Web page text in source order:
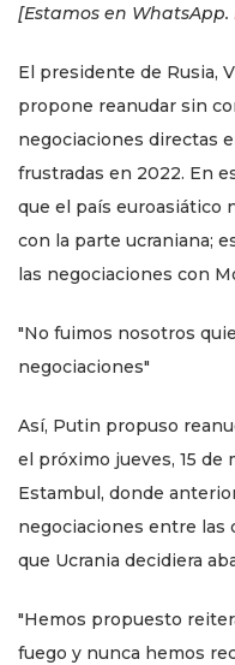
[Estamos en WhatsApp.
El presidente de Rusia,
propone reanudar sin
negociaciones directas
frustradas en 2022. En
que el país euroasiático
con la parte ucraniana;
las negociaciones con
"No fuimos nosotros
negociaciones"
Así, Putin propuso
el próximo jueves, 15 de
Estambul, donde
negociaciones entre las
que Ucrania decidiera
"Hemos propuesto
fuego y nunca hemos